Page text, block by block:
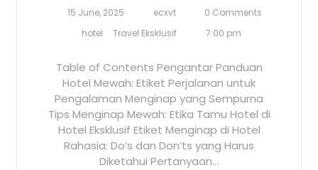
15 June, 2025 ecxvt
0 Comments
hotel
Travel Eksklusif 7:00 pm
Table of Contents Pengantar Panduan
Hotel Mewah: Etiket Perjalanan untuk
Pengalaman Menginap yang Sempurna
Tips Menginap Mewah: Etika Tamu Hotel di
Hotel Eksklusif Etiket Menginap di Hotel
Rahasia: Do’s dan Don’ts yang Harus
Diketahui Pertanyaan…